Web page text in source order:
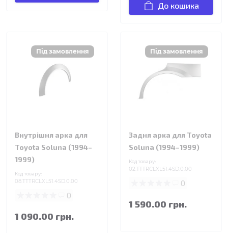
До кошика
Внутрішня арка для
Toyota Soluna (1994–
1999)
Код товару:
08.TTTRCLXL51.4SD.0.00
0
1 090.00 грн.
Задня арка для Toyota
Soluna (1994–1999)
Код товару:
02.TTTRCLXL51.4SD.0.00
0
1 590.00 грн.